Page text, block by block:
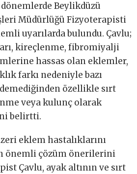
Beylikdüzü
Müdürlüğü Fizyoterapisti
uyarılarda bulundu. Çavlu;
kireçlenme, fibromiyalji
hassas olan eklemler,
farkı nedeniyle bazı
özellikle sırt
veya kulunç olarak
belirtti.
eklem hastalıklarını
önemli çözüm önerilerini
Çavlu, ayak altının ve sırt